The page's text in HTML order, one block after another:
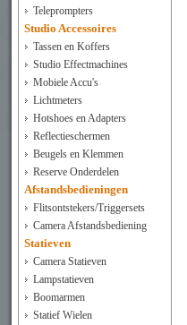
Teleprompters
Studio Accessoires
Tassen en Koffers
Studio Effectmachines
Mobiele Accu's
Lichtmeters
Hotshoes en Adapters
Reflectieschermen
Beugels en Klemmen
Reserve Onderdelen
Afstandsbedieningen
Flitsontstekers/Triggersets
Camera Afstandsbediening
Statieven
Camera Statieven
Lampstatieven
Boomarmen
Statief Wielen